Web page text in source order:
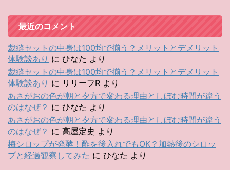
最近のコメント
裁縫セットの中身は100均で揃う？メリットとデメリット
体験談あり に ひなた より
裁縫セットの中身は100均で揃う？メリットとデメリット
体験談あり に リリーフR より
あさがおの色が朝と夕方で変わる理由としぼむ時間が違う
のはなぜ？ に ひなた より
あさがおの色が朝と夕方で変わる理由としぼむ時間が違う
のはなぜ？ に 高屋定史 より
梅シロップが発酵！酢を後入れでもOK？加熱後のシロッ
プと経過観察してみた に ひなた より